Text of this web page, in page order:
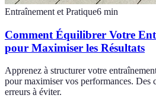
Entraînement et Pratique6 min
Comment Équilibrer Votre
pour Maximiser les Résultats
Apprenez à structurer votre
pour maximiser vos performances. Des
erreurs à éviter.